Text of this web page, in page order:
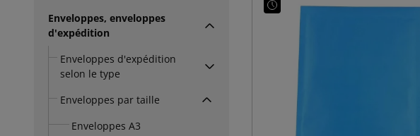
Enveloppes, enveloppes
d'expédition
Enveloppes d'expédition
selon le type
Enveloppes par taille
Enveloppes A3